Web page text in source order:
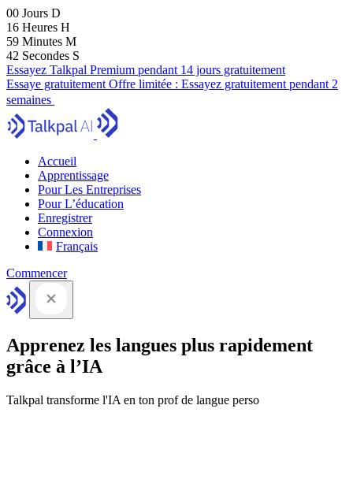
00 Jours D
16 Heures H
59 Minutes M
41 Secondes S
Essayez Talkpal Premium pendant 14 jours gratuitement
Essaye gratuitement Offre limitée : Essayez gratuitement pendant 2
semaines
Accueil
Apprentissage
Pour Les Entreprises
Pour L’éducation
Enregistrer
Connexion
Français
Commencer
Apprenez les langues plus rapidement
grâce à l’IA
Talkpal transforme l'IA en ton prof de langue perso